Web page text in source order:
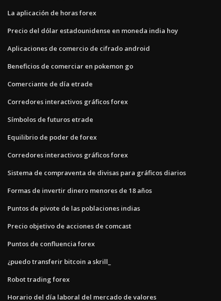
La aplicación de horas forex
Precio del dólar estadounidense en moneda india hoy
Aplicaciones de comercio de cifrado android
Beneficios de comerciar en pokemon go
Comerciante de día etrade
Corredores interactivos gráficos forex
Símbolos de futuros etrade
Equilibrio de poder de forex
Corredores interactivos gráficos forex
Sistema de compraventa de divisas para gráficos diarios
Formas de invertir dinero menores de 18 años
Puntos de pivote de las poblaciones indias
Precio objetivo de acciones de comcast
Puntos de confluencia forex
¿puedo transferir bitcoin a skrill_
Robot trading forex
Horario del día laboral del mercado de valores